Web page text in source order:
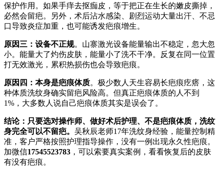
保护作用。如果手痒去抠痂皮，等于把正在生长的嫩皮撕掉，
必然会留疤。另外，术后沾水感染、剧烈运动大量出汗、不忌
口导致炎症加重，也可能诱发疤痕增生。
原因三：设备不正规。山寨激光设备能量输出不稳定，忽大忽
小。能量大了灼伤皮肤，能量小了洗不干净。反复在同一位置
打无效激光，累积热损伤也会导致疤痕。
原因四：本身是疤痕体质。极少数人天生容易长疤痕疙瘩，这
种体质洗纹身确实留疤风险高。但真正疤痕体质的人不到
1%，大多数人说自己疤痕体质其实是误会了。
结论：只要选对操作师、做好术后护理、不是疤痕体质，洗纹
身完全可以不留疤。 吴秋辰老师17年洗纹身经验，能量控制精
准，客户严格按照护理指导操作，没有一例出现永久性疤痕。
加微信17545523783 ，可以索要真实案例，看看恢复后的皮肤
有没有疤痕。